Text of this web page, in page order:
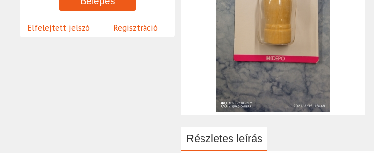
Elfelejtett jelszó Regisztráció
Részletes leírás